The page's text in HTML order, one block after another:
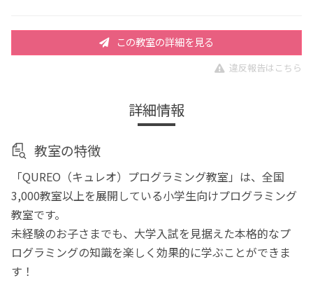
この教室の詳細を見る
違反報告はこちら
詳細情報
教室の特徴
「QUREO（キュレオ）プログラミング教室」は、全国
3,000教室以上を展開している小学生向けプログラミング
教室です。
未経験のお子さまでも、大学入試を見据えた本格的なプ
ログラミングの知識を楽しく効果的に学ぶことができま
す！